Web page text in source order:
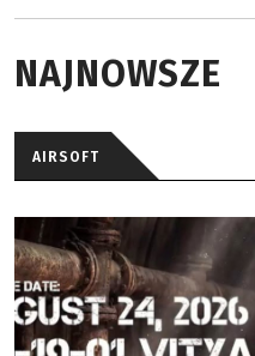
NAJNOWSZE
AIRSOFT